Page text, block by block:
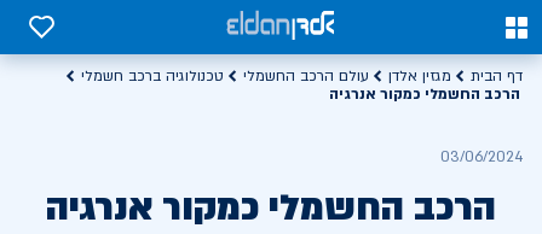
0
0
דף הבית מגזין אלדן עולם הרכב החשמלי
טכנולוגיה ברכב חשמלי
הרכב החשמלי כמקור אנרגיה
03/06/2024
הרכב החשמלי כמקור אנרגיה